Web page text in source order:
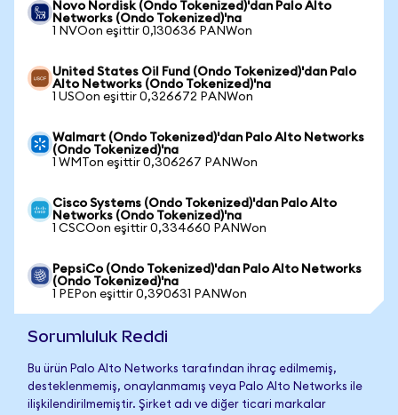
Novo Nordisk (Ondo Tokenized)'dan Palo Alto
Networks (Ondo Tokenized)'na
1 NVOon eşittir 0,130636 PANWon
United States Oil Fund (Ondo Tokenized)'dan Palo
Alto Networks (Ondo Tokenized)'na
1 USOon eşittir 0,326672 PANWon
Walmart (Ondo Tokenized)'dan Palo Alto Networks
(Ondo Tokenized)'na
1 WMTon eşittir 0,306267 PANWon
Cisco Systems (Ondo Tokenized)'dan Palo Alto
Networks (Ondo Tokenized)'na
1 CSCOon eşittir 0,334660 PANWon
PepsiCo (Ondo Tokenized)'dan Palo Alto Networks
(Ondo Tokenized)'na
1 PEPon eşittir 0,390631 PANWon
Sorumluluk Reddi
Bu ürün Palo Alto Networks tarafından ihraç edilmemiş,
desteklenmemiş, onaylanmamış veya Palo Alto Networks ile
ilişkilendirilmemiştir. Şirket adı ve diğer ticari markalar